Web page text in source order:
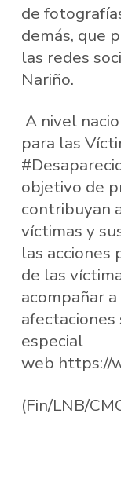
de
demás, que
las redes
Nariño.
A nivel
para las
objetivo de
contribuyan
víctimas y
las acciones
de las
acompañar
especial
web https://
(Fin/LNB/